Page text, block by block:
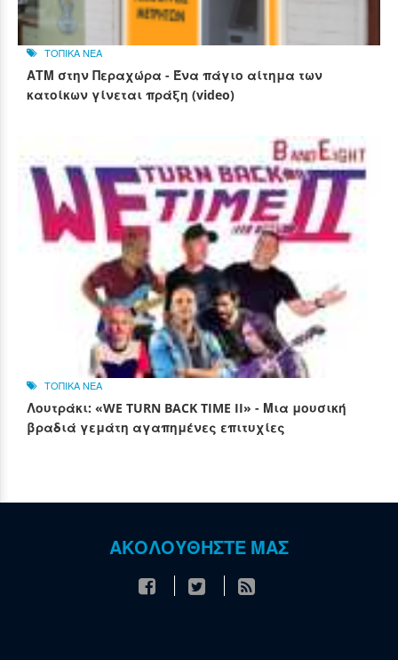
ΤΟΠΙΚΑ ΝΕΑ
ΑΤΜ στην Περαχώρα - Ένα πάγιο αίτημα των
κατοίκων γίνεται πράξη (video)
ΤΟΠΙΚΑ ΝΕΑ
Λουτράκι: «WE TURN BACK TIME II» - Μια μουσική
βραδιά γεμάτη αγαπημένες επιτυχίες
ΑΚΟΛΟΥΘΗΣΤΕ ΜΑΣ